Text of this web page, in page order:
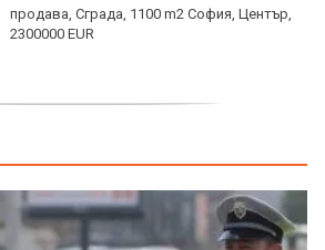
продава, Сграда, 1100 m2 София, Център,
2300000 EUR